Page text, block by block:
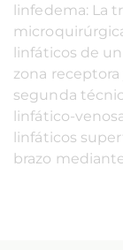
linfedema: La
linfáticos de
zona
segunda
linfático-
linfáticos
brazo